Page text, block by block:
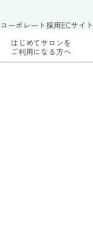
コーポレート採用ECサイト
はじめてサロンを
ご利用になる方へ